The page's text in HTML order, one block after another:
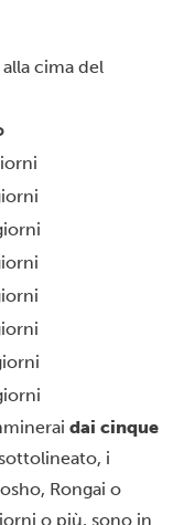
cima del
dai cinque
i
Rongai o
o più, sono in